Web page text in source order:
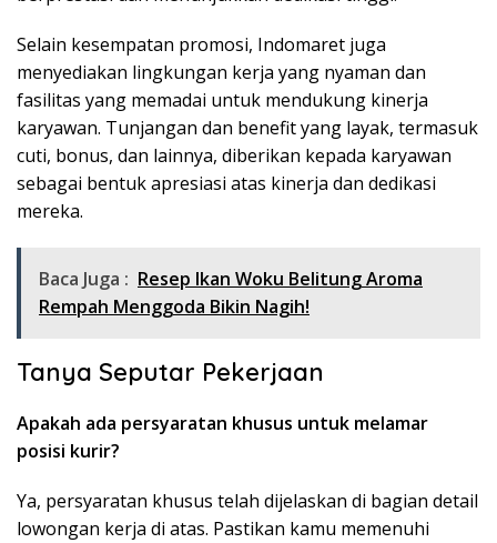
Selain kesempatan promosi, Indomaret juga
menyediakan lingkungan kerja yang nyaman dan
fasilitas yang memadai untuk mendukung kinerja
karyawan. Tunjangan dan benefit yang layak, termasuk
cuti, bonus, dan lainnya, diberikan kepada karyawan
sebagai bentuk apresiasi atas kinerja dan dedikasi
mereka.
Baca Juga : Resep Ikan Woku Belitung Aroma
Rempah Menggoda Bikin Nagih!
Tanya Seputar Pekerjaan
Apakah ada persyaratan khusus untuk melamar
posisi kurir?
Ya, persyaratan khusus telah dijelaskan di bagian detail
lowongan kerja di atas. Pastikan kamu memenuhi